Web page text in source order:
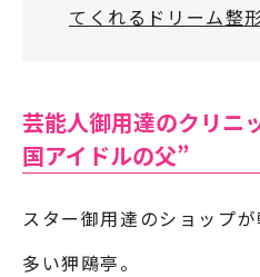
てくれるドリーム整
芸能人御用達のクリニ
国アイドルの父”
スター御用達のショップ
多い狎鴎亭。